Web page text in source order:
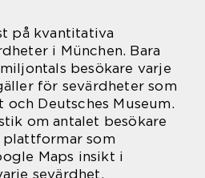
på kvantitativa
i München. Bara
besökare varje
för sevärdheter som
Deutsches Museum.
om antalet besökare
plattformar som
Maps insikt i
sevärdhet.